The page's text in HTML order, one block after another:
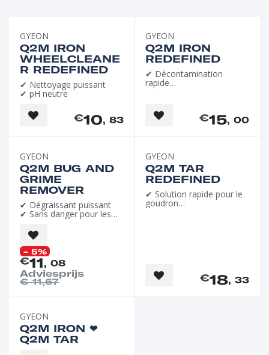
GYEON
Q2M IRON
WHEELCLEANE
R REDEFINED
✔ Nettoyage puissant
✔ pH neutre
€10, 83
GYEON
Q2M IRON
REDEFINED
✔ Décontamination
rapide
✔ pH neutre
€15, 00
Favori de l'été
GYEON
Q2M BUG AND
GRIME
REMOVER
✔ Dégraissant puissant
✔ Sans danger pour les
revêtements
- 5%
€11, 08
Adviesprijs
€11,67
GYEON
Q2M TAR
REDEFINED
✔ Solution rapide pour le
goudron
✔ pH neutre
€18, 33
GYEON
Q2M IRON ❤︎⁠
Q2M TAR